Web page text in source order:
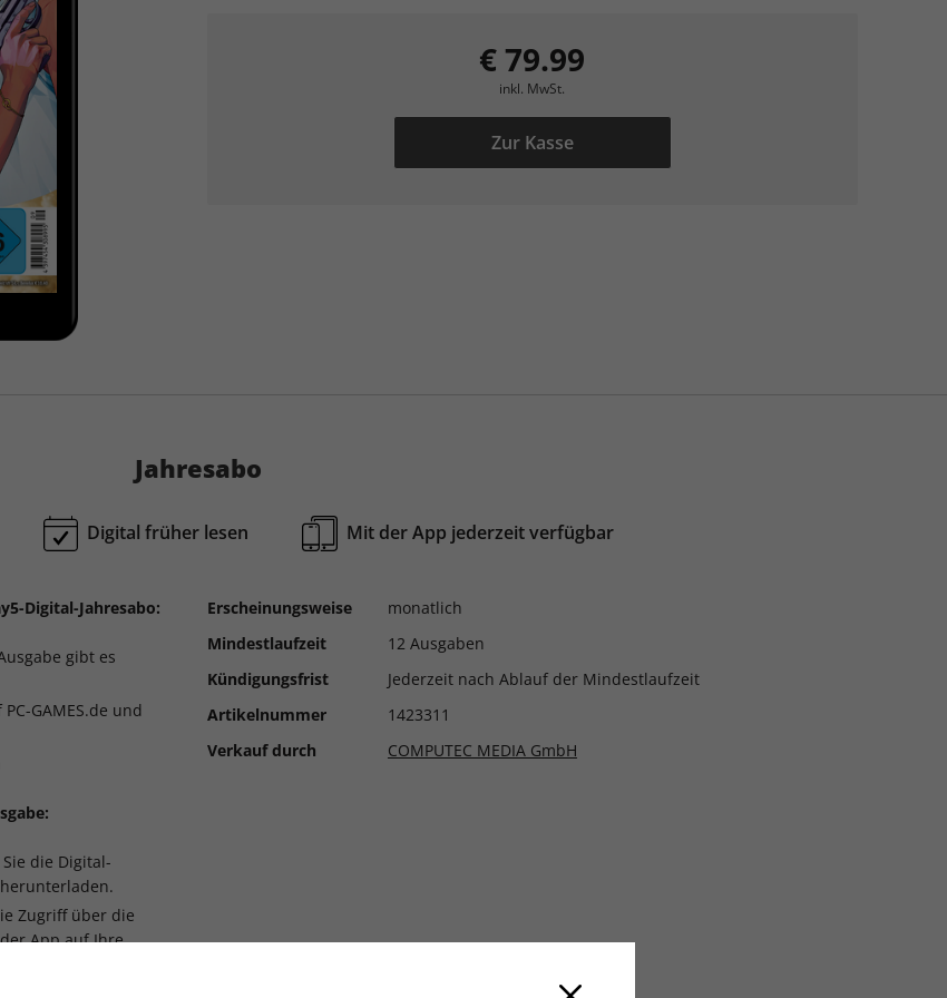
€ 79.99
inkl. MwSt.
Zur Kasse
Jahresabo
Digital früher lesen Mit der App jederzeit verfügbar
Digital-Jahresabo:
gibt es
GAMES.de und
die Digital-
herunterladen.
Zugriff über die
App auf Ihre
dem Computec
Erscheinungsweise
monatlich
Mindestlaufzeit
12 Ausgaben
Kündigungsfrist
Jederzeit nach Ablauf der Mindestlaufzeit
Artikelnummer
1423311
Verkauf durch
COMPUTEC MEDIA GmbH